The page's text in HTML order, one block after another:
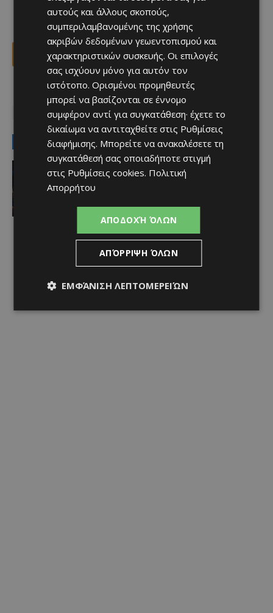
Facebook X Viber
κατακλυσμός ΚΟΙΝΩΝΊΑ
LATEST NEWS
Πολιτισμός
Η «Άλκηστις» του Ευριπίδη απόψε
κάτω από τον ουρανό του Κουρίου
αυτούς και άλλους σκοπούς,
συμπεριλαμβανομένης της χρήσης
ακριβών δεδομένων γεωεντοπισμού και
χαρακτηριστικών συσκευής. Οι επιλογές
σας ισχύουν μόνο για αυτόν τον
ιστότοπο. Ορισμένοι προμηθευτές
μπορεί να βασίζονται σε έννομο
συμφέρον αντί για συγκατάθεση· έχετε το
δικαίωμα να αντιταχθείτε στις Ρυθμίσεις
διαφήμισης. Μπορείτε να ανακαλέσετε τη
συγκατάθεσή σας οποιαδήποτε στιγμή
στις Ρυθμίσεις cookies. Πολιτική
Απορρήτου
ΑΠΟΔΟΧΉ ΌΛΩΝ
ΑΠΌΡΡΙΨΗ ΌΛΩΝ
ΕΜΦΆΝΙΣΗ ΛΕΠΤΟΜΕΡΕΙΏΝ